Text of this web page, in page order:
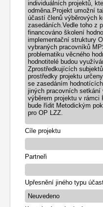
individuálních projektů,
odměna.Projekt umožní
účastí členů výběrových
zasedáních.Vedle toho z
financováno školení
implementační struktury
vybraných pracovníků
problematiku věcného
hodnotitelé budou
Zprostředkujících
prostředky projektu
se zasedáním
jiných pracovních
výběrem projektu v rámci
bude řídit Metodickým
pro OP LZZ.
Cíle projektu
Partneři
Upřesnění jiného typu